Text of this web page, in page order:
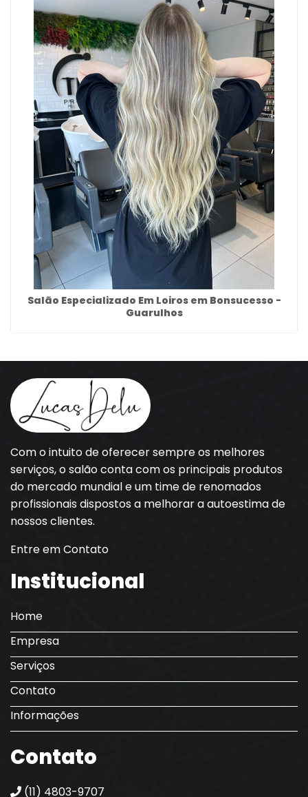
Salão Especializado Em Loiros em Bonsucesso -
Guarulhos
Com o intuito de oferecer sempre os melhores
serviços, o salão conta com os principais produtos
do mercado mundial e um time de renomados
profissionais dispostos a melhorar a autoestima de
nossos clientes.
Entre em Contato
Institucional
Home
Empresa
Serviços
Contato
Informações
Contato
(11) 4803-9707